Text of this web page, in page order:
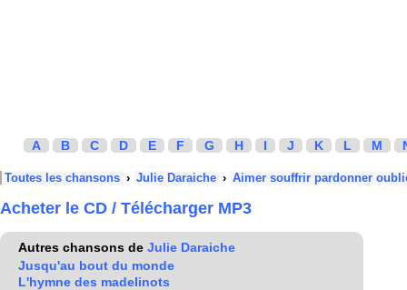
A B C D E F G H I J K L M
Toutes les chansons › Julie Daraiche › Aimer souffrir pardonner
Acheter le CD / Télécharger MP3
Autres chansons de Julie Daraiche
Jusqu'au bout du monde
L'hymne des madelinots